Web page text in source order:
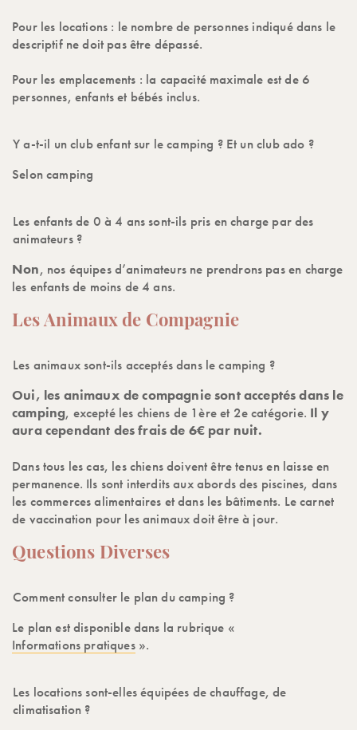
Pour les locations : le nombre de personnes indiqué dans le
descriptif ne doit pas être dépassé.
Pour les emplacements : la capacité maximale est de 6
personnes, enfants et bébés inclus.
Y a-t-il un club enfant sur le camping ? Et un club ado ?
Selon camping
Les enfants de 0 à 4 ans sont-ils pris en charge par des
animateurs ?
Non, nos équipes d’animateurs ne prendrons pas en charge
les enfants de moins de 4 ans.
Les Animaux de Compagnie
Les animaux sont-ils acceptés dans le camping ?
Oui, les animaux de compagnie sont acceptés dans le
camping, excepté les chiens de 1ère et 2e catégorie. Il y
aura cependant des frais de 6€ par nuit.
Dans tous les cas, les chiens doivent être tenus en laisse en
permanence. Ils sont interdits aux abords des piscines, dans
les commerces alimentaires et dans les bâtiments. Le carnet
de vaccination pour les animaux doit être à jour.
Questions Diverses
Comment consulter le plan du camping ?
Le plan est disponible dans la rubrique «
Informations pratiques».
Les locations sont-elles équipées de chauffage, de
climatisation ?